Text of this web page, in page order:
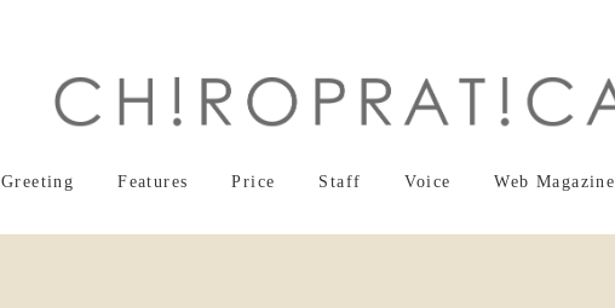
Greeting Features Price Staff Voice Web Magazine